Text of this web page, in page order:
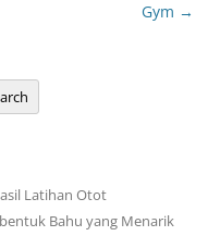
Gym →
Latihan Otot
Bahu yang Menarik